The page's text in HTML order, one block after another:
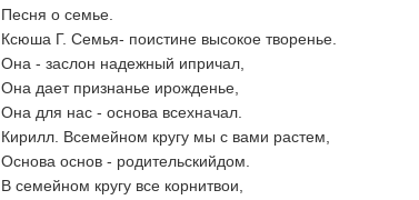
Песня о семье.
Ксюша Г. Семья- поистине высокое творенье.
Она - заслон надежный ипричал,
Она дает признанье ирожденье,
Она для нас - основа всехначал.
Кирилл. Всемейном кругу мы с вами растем,
Основа основ - родительскийдом.
В семейном кругу все корнитвои,